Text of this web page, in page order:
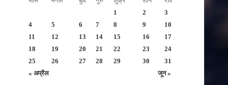
भोपाल
बुरहानपुर
उज्जैन
भोपाल
« अप्रैल जून »
1 2
3
4
5 6 7 8 9
10
11
12 13 14 15 16
17
18
19 20 21 22 23
24
25
26 27 28 29 30 31